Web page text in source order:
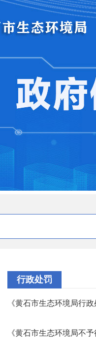
行政处罚
《黄石市生态环境局行
《黄石市生态环境局不